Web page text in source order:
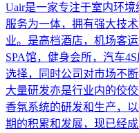
Uair是一家专注于室内环
服务为一体，拥有强大技
业。是高档酒店，机场客
SPA馆，健身会所，汽车
选择，同时公司对市场不
大量研发亦是行业内的佼
香氛系统的研发和生产，
期的积累和发展，现已经